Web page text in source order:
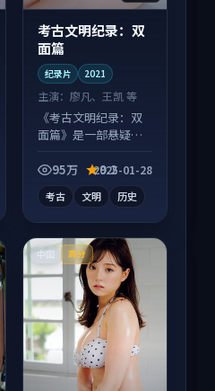
考古文明纪录：双
面篇
纪录片 2021
主演：廖凡、王凯 等
《考古文明纪录：双
面篇》是一部悬疑向
成长为内核，情感戏
95万 9.2
2025-01-28
考古 文明 历史
中国 高分